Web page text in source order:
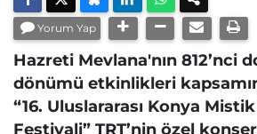
Yorum Yap
Hazreti Mevlana'nın 812’nci
dönümü etkinlikleri
“16. Uluslararası Konya
Festivali” TRT’nin özel